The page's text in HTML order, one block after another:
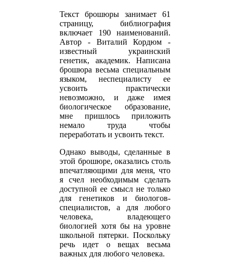
Текст брошюры занимает 61
страницу, библиография
включает 190 наименований.
Автор - Виталий Кордюм -
известный украинский
генетик, академик. Написана
брошюра весьма специальным
языком, неспециалисту ее
усвоить практически
невозможно, и даже имея
биологическое образование,
мне пришлось приложить
немало труда чтобы
переработать и усвоить текст.
Однако выводы, сделанные в
этой брошюре, оказались столь
впечатляющими для меня, что
я счел необходимым сделать
доступной ее смысл не только
для генетиков и биологов-
специалистов, а для любого
человека, владеющего
биологией хотя бы на уровне
школьной пятерки. Поскольку
речь идет о вещах весьма
важных для любого человека.